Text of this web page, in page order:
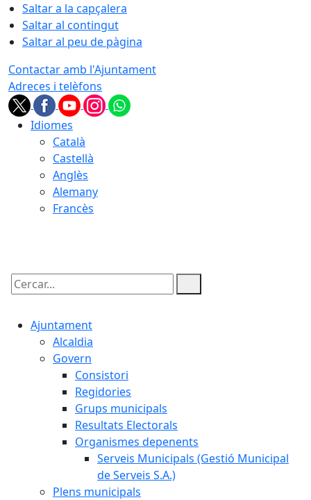
Saltar a la capçalera
Saltar al contingut
Saltar al peu de pàgina
Contactar amb l'Ajuntament
Adreces i telèfons
Idiomes
Català
Castellà
Anglès
Alemany
Francès
Cercar:
Ajuntament
Alcaldia
Govern
Consistori
Regidories
Grups municipals
Resultats Electorals
Organismes depenents
Serveis Municipals (Gestió Municipal
de Serveis S.A.)
Plens municipals